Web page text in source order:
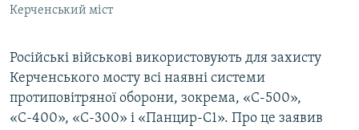
ІНФОГРАФІКА
ДОЛУЧАЙСЯ!
Усі сайти RFE/RL
Керченський міст
Російські військові використовують для захисту
Керченського мосту всі наявні системи
протиповітряної оборони, зокрема, «С-500»,
«С-400», «С-300» і «Панцир-С1». Про це заявив